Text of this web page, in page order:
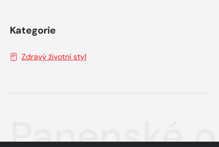
Kategorie
Zdravý životní styl
Panenské